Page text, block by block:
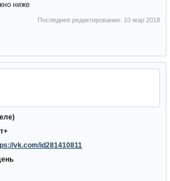
ниже
Последнее редактирование: 10 мар 2018
vk.com/id281410811